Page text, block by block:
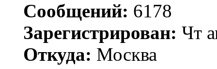
Сообщений: 6178
Зарегистрирован: Чт
Откуда: Москва